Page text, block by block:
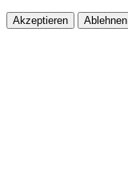
Akzeptieren Ablehnen